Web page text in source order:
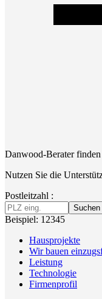
Danwood-Berater finden
Nutzen Sie die
Postleitzahl :
Suchen
Beispiel: 12345
Hausprojekte
Wir bauen
Leistung
Technologie
Firmenprofil